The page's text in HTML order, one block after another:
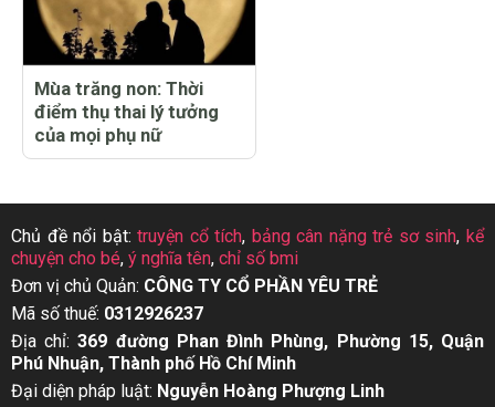
Mùa trăng non: Thời
điểm thụ thai lý tưởng
của mọi phụ nữ
Chủ đề nổi bật:truyện cổ tích, bảng cân nặng trẻ sơ sinh, kể
chuyện cho bé, ý nghĩa tên, chỉ số bmi
Đơn vị chủ Quản: CÔNG TY CỔ PHẦN YÊU TRẺ
Mã số thuế: 0312926237
Địa chỉ:369 đường Phan Đình Phùng, Phường 15, Quận
Phú Nhuận, Thành phố Hồ Chí Minh
Đại diện pháp luật: Nguyễn Hoàng Phượng Linh